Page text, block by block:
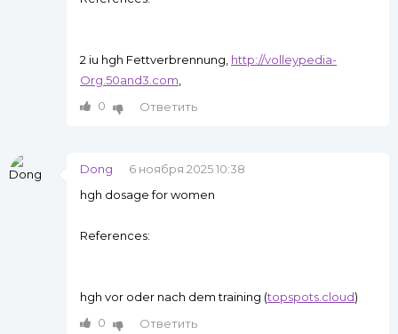
2 iu hgh Fettverbrennung, http://volleypedia-
Org.50and3.com
0
Ответить
Dong
6 ноября 2025 10:38
hgh dosage for women
References:
hgh vor oder nach dem training (topspots.cloud)
0
Ответить